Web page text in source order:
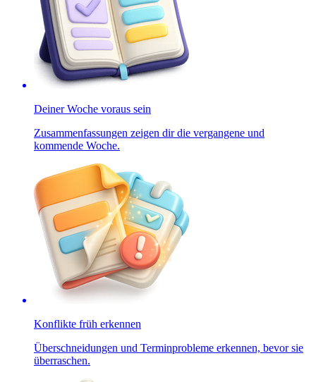
Deiner Woche voraus sein
Zusammenfassungen zeigen dir die vergangene und
kommende Woche.
Konflikte früh erkennen
Überschneidungen und Terminprobleme erkennen, bevor sie
überraschen.